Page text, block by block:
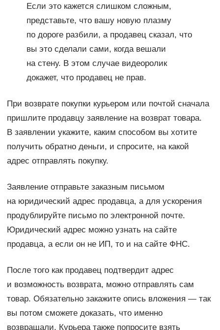
Если это кажется слишком сложным,
представьте, что вашу новую плазму
по дороге разбили, а продавец сказал, что
вы это сделали сами, когда вешали
на стену. В этом случае видеоролик
докажет, что продавец не прав.
При возврате покупки курьером или почтой сначала
пришлите продавцу заявление на возврат товара.
В заявлении укажите, каким способом вы хотите
получить обратно деньги, и спросите, на какой
адрес отправлять покупку.
Заявление отправьте заказным письмом
на юридический адрес продавца, а для ускорения
продублируйте письмо по электронной почте.
Юридический адрес можно узнать на сайте
продавца, а если он не ИП, то и на сайте ФНС.
После того как продавец подтвердит адрес
и возможность возврата, можно отправлять сам
товар. Обязательно закажите опись вложения — так
вы потом сможете доказать, что именно
возвращали. Курьера также попросите взять